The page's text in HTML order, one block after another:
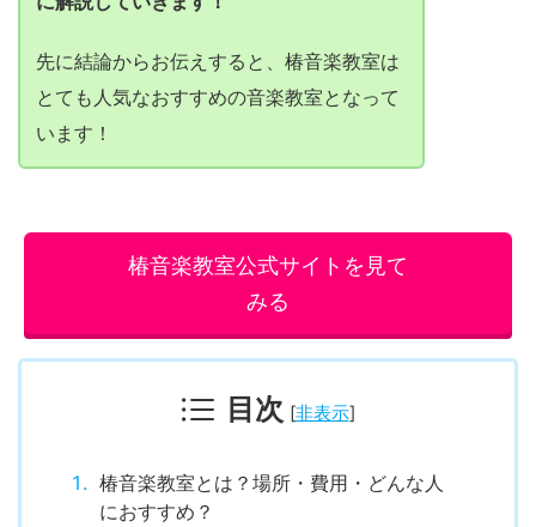
先に結論からお伝えすると、椿音楽教室は
とても人気なおすすめの音楽教室となって
います！
椿音楽教室公式サイトを見て
みる
目次 [非表示]
椿音楽教室とは？場所・費用・どんな人
におすすめ？